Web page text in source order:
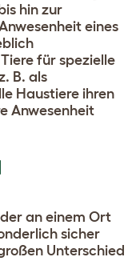
hin zur
eines
für spezielle
B. als
Haustiere ihren
Anwesenheit
an einem Ort
sicher
Unterschied